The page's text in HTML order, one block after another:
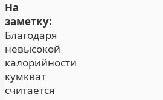
На
заметку:
Благодаря
невысокой
калорийности
кумкват
считается